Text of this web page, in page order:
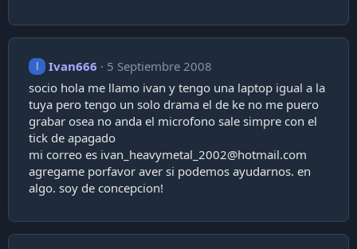
Ivan666
5 Septiembre 2008
socio hola me llamo ivan y tengo una laptop igual a la
tuya pero tengo un solo drama el de ke no me puero
grabar osea no anda el microfono sale simpre con el
tick de apagado
mi correo es ivan_heavymetal_2002@hotmail.com
agregame porfavor aver si podemos ayudarnos. en
algo. soy de concepcion!